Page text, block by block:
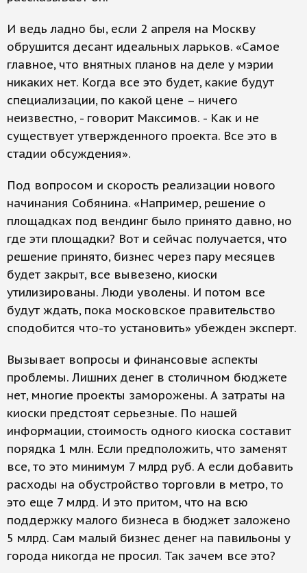
И ведь ладно бы, если 2 апреля на Москву
обрушится десант идеальных ларьков. «Самое
главное, что внятных планов на деле у мэрии
никаких нет. Когда все это будет, какие будут
специализации, по какой цене – ничего
неизвестно, - говорит Максимов. - Как и не
существует утвержденного проекта. Все это в
стадии обсуждения».
Под вопросом и скорость реализации нового
начинания Собянина. «Например, решение о
площадках под вендинг было принято давно, но
где эти площадки? Вот и сейчас получается, что
решение принято, бизнес через пару месяцев
будет закрыт, все вывезено, киоски
утилизированы. Люди уволены. И потом все
будут ждать, пока московское правительство
сподобится что-то установить» убежден эксперт.
Вызывает вопросы и финансовые аспекты
проблемы. Лишних денег в столичном бюджете
нет, многие проекты заморожены. А затраты на
киоски предстоят серьезные. По нашей
информации, стоимость одного киоска составит
порядка 1 млн. Если предположить, что заменят
все, то это минимум 7 млрд руб. А если добавить
расходы на обустройство торговли в метро, то
это еще 7 млрд. И это притом, что на всю
поддержку малого бизнеса в бюджет заложено
5 млрд. Сам малый бизнес денег на павильоны у
города никогда не просил. Так зачем все это?